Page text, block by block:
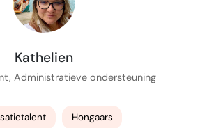
Kathelien
Administratieve ondersteuning
Hongaars